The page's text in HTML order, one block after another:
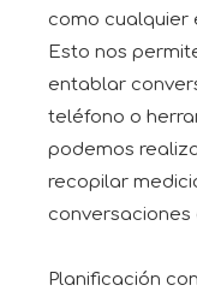
como cualquier
Esto nos
entablar
teléfono o
podemos
recopilar
conversaciones
Planificación